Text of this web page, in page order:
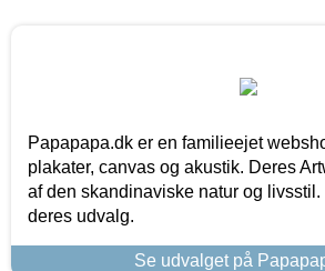
Papapapa.dk er en familieejet
plakater, canvas og akustik. Deres
af den skandinaviske natur og
deres udvalg.
Se udvalget på